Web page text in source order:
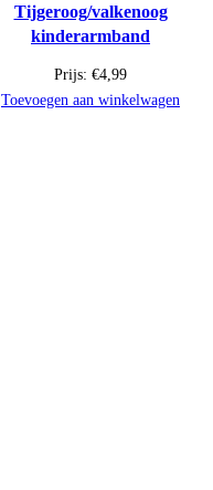
Tijgeroog/valkenoog
kinderarmband
Prijs: €4,99
Toevoegen aan winkelwagen